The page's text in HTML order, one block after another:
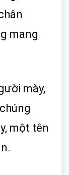
mang
mày,
một tên